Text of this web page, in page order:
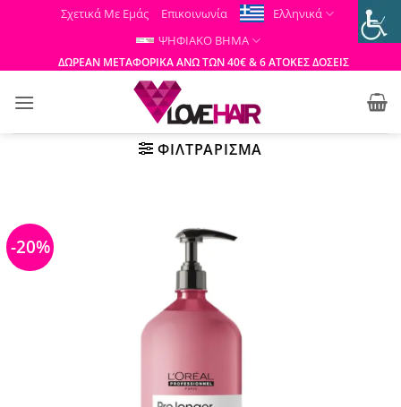
Μετάβαση
περιεχόμενο
Σχετικά Με Εμάς Επικοινωνία
Ελληνικά
ΨΗΦΙΑΚΟ ΒΗΜΑ
ΔΩΡΕΑΝ ΜΕΤΑΦΟΡΙΚΑ ΑΝΩ ΤΩΝ 40€ & 6 ΑΤΟΚΕΣ ΔΟΣΕΙΣ
ΦΙΛΤΡΆΡΙΣΜΑ
-20%